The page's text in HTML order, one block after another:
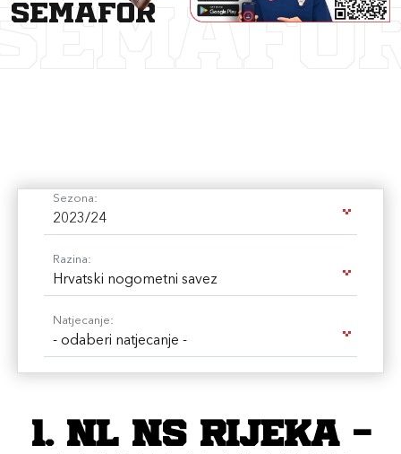
semafor
Sezona:
2023/24
Razina:
Hrvatski nogometni savez
Natjecanje:
- odaberi natjecanje -
1. NL NS Rijeka -